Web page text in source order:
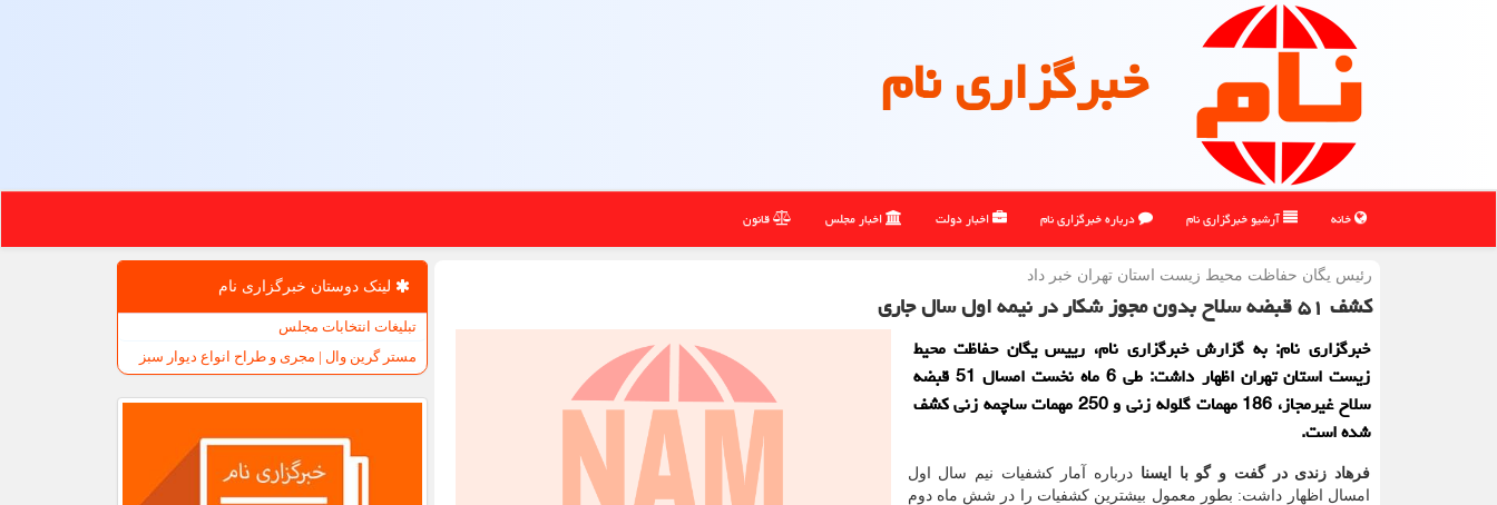
خبرگزاری نام
خانه آرشیو خبرگزاری نام درباره خبرگزاری نام اخبار دولت اخبار مجلس قانون
رئیس یگان حفاظت محیط زیست استان تهران خبر داد
کشف ۵۱ قبضه سلاح بدون مجوز شکار در نیمه اول سال جاری
خبرگزاری نام: به گزارش خبرگزاری نام، رییس یگان حفاظت محیط
زیست استان تهران اظهار داشت: طی 6 ماه نخست امسال 51 قبضه
سلاح غیرمجاز، 186 مهمات گلوله زنی و 250 مهمات ساچمه زنی کشف
شده است.
فرهاد زندی در گفت و گو با ایسنا درباره آمار کشفیات نیم سال اول
امسال اظهار داشت: بطور معمول بیشترین کشفیات را در شش ماه دوم
لینک دوستان خبرگزاری نام
تبلیغات انتخابات مجلس
مستر گرین وال | مجری و طراح انواع دیوار سبز